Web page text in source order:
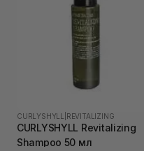
CURLYSHYLL REVITALIZING
CURLYSHYLL Revitalizing
Shampoo 50 мл